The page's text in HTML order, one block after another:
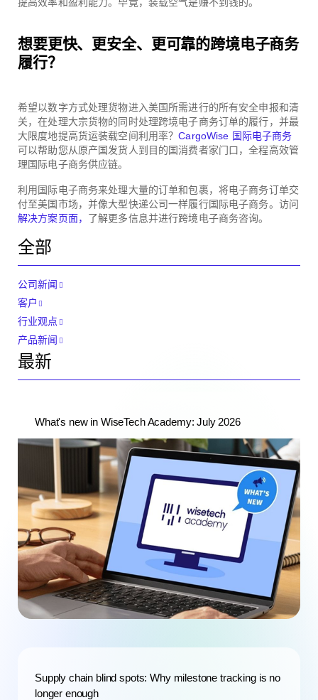
想要更快、更安全、更可靠的跨境电子商务
履行？
希望以数字方式处理货物进入美国所需进行的所有安全申报和清
关，在处理大宗货物的同时处理跨境电子商务订单的履行，并最
大限度地提高货运装载空间利用率？CargoWise 国际电子商务
可以帮助您从原产国发货人到目的国消费者家门口，全程高效管
理国际电子商务供应链。
利用国际电子商务来处理大量的订单和包裹，将电子商务订单交
付至美国市场，并像大型快递公司一样履行国际电子商务。访问
解决方案页面， 了解更多信息并进行跨境电子商务咨询。
全部
公司新闻
客户
行业观点
产品新闻
最新
What's new in WiseTech Academy: July 2026
Supply chain blind spots: Why milestone tracking is no
longer enough